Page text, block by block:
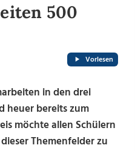
500
Vorlesen
in den drei
heuer bereits zum
möchte allen Schülern
Themenfelder zu